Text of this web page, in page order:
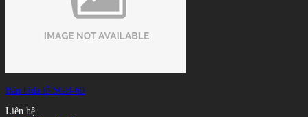
Bàn bida lỗ SGB-60
Liên hệ